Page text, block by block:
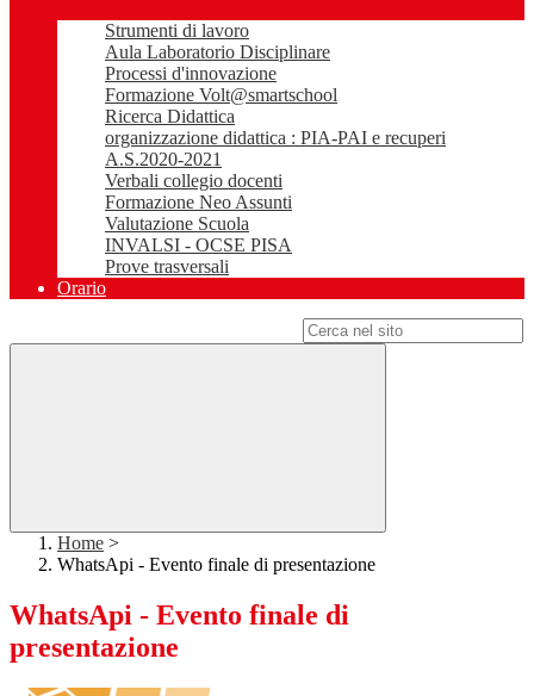
Strumenti di lavoro
Aula Laboratorio Disciplinare
Processi d'innovazione
Formazione Volt@smartschool
Ricerca Didattica
organizzazione didattica : PIA-PAI e recuperi
A.S.2020-2021
Verbali collegio docenti
Formazione Neo Assunti
Valutazione Scuola
INVALSI - OCSE PISA
Prove trasversali
Orario
Home >
WhatsApi - Evento finale di presentazione
WhatsApi - Evento finale di
presentazione